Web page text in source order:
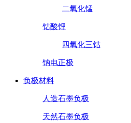
二氧化锰
钴酸锂
四氧化三钴
钠电正极
负极材料
人造石墨负极
天然石墨负极